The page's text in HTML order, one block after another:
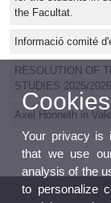
the Facultat.
Informació comité
RESOLUTION OF
STUDIES 2025/2026
Axel Honneth in
Your privacy is
that we use
analysis of the
to personalize